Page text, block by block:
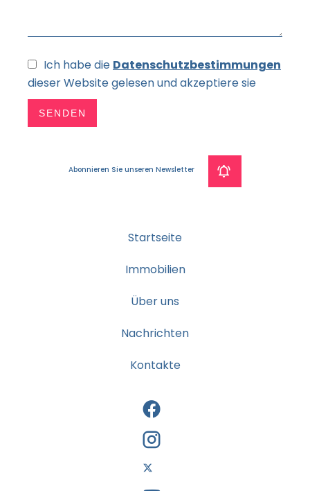
Ich habe die Datenschutzbestimmungen
dieser Website gelesen und akzeptiere sie
SENDEN
Abonnieren Sie unseren Newsletter
Startseite
Immobilien
Über uns
Nachrichten
Kontakte